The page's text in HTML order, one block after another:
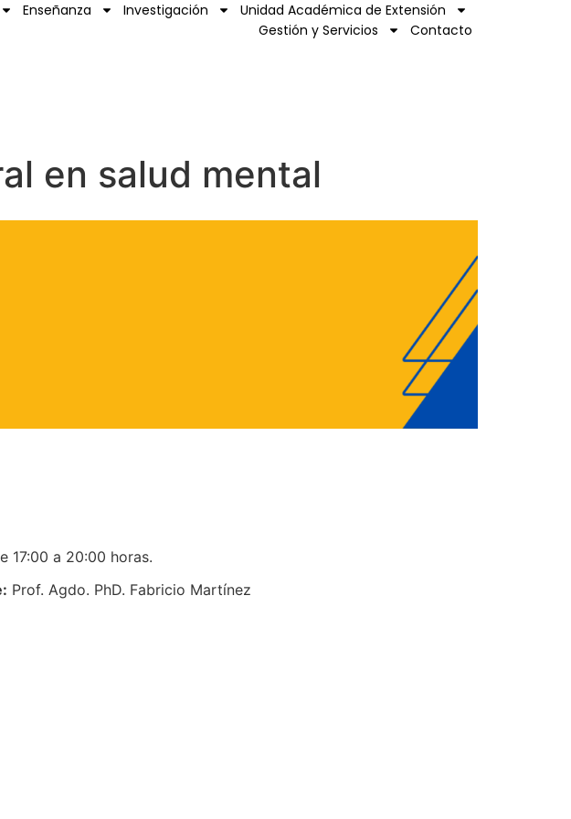
Enseñanza Investigación
Unidad Académica de Extensión
Gestión y Servicios
Contacto
en salud mental
17:00 a 20:00 horas.
Prof. Agdo. PhD. Fabricio Martínez